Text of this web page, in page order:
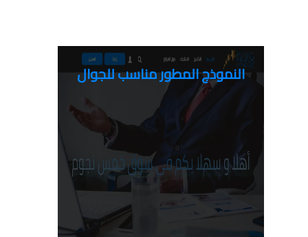
النموذج المطور مناسب للجوال